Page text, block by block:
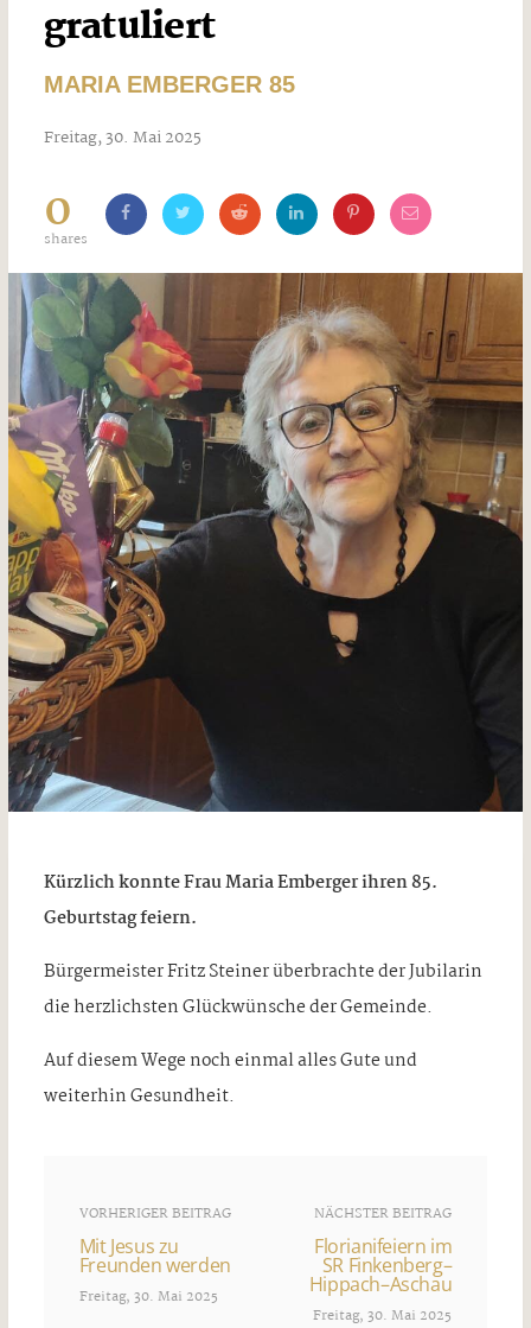
gratuliert
MARIA EMBERGER 85
Freitag, 30. Mai 2025
0
shares
Kürzlich konnte Frau Maria Emberger ihren 85.
Geburtstag feiern.
Bürgermeister Fritz Steiner überbrachte der Jubilarin
die herzlichsten Glückwünsche der Gemeinde.
Auf diesem Wege noch einmal alles Gute und
weiterhin Gesundheit.
VORHERIGER BEITRAG
Mit Jesus zu
Freunden werden
Freitag, 30. Mai 2025
NÄCHSTER BEITRAG
Florianifeiern im
SR Finkenberg–
Hippach–Aschau
Freitag, 30. Mai 2025